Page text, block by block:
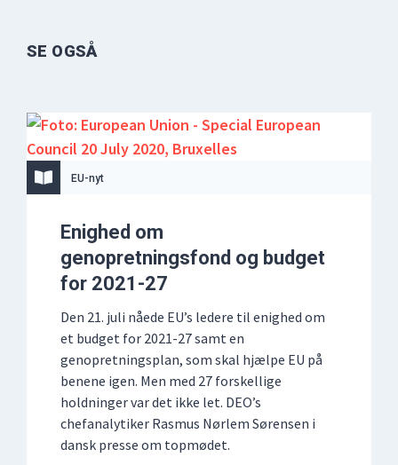
SE OGSÅ
EU-nyt
Enighed om
genopretningsfond og budget
for 2021-27
Den 21. juli nåede EU’s ledere til enighed om
et budget for 2021-27 samt en
genopretningsplan, som skal hjælpe EU på
benene igen. Men med 27 forskellige
holdninger var det ikke let. DEO’s
chefanalytiker Rasmus Nørlem Sørensen i
dansk presse om topmødet.